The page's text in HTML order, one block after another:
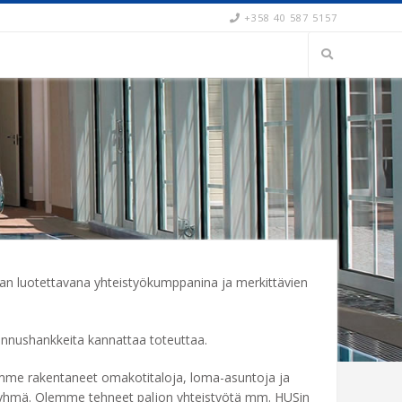
+358 40 587 5157
luotettavana yhteistyökumppanina ja merkittävien
kannattaa toteuttaa.
rakentaneet omakotitaloja, loma-asuntoja ja
Olemme tehneet paljon yhteistyötä mm. HUSin